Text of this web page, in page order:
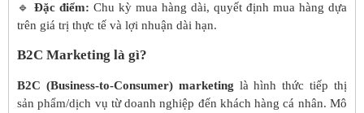
🔹 Đặc điểm: Chu kỳ mua hàng dài, quyết định mua hàng dựa
trên giá trị thực tế và lợi nhuận dài hạn.
B2C Marketing là gì?
B2C (Business-to-Consumer) marketing là hình thức tiếp thị
sản phẩm/dịch vụ từ doanh nghiệp đến khách hàng cá nhân. Mô